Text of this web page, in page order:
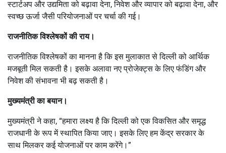
स्टार्टअप और उद्यमिता को बढ़ावा देना, निवेश और व्यापार को बढ़ावा देना, और
स्वच्छ ऊर्जा जैसी परियोजनाओं पर चर्चा की गई।
राजनीतिक विश्लेषकों की राय।
राजनीतिक विश्लेषकों का मानना है कि इस मुलाकात से दिल्ली को आर्थिक
मजबूती मिल सकती है। इसके अलावा नए प्रोजेक्ट्स के लिए फंडिंग और
निवेश की संभावना भी बढ़ सकती है।
मुख्यमंत्री का बयान।
मुख्यमंत्री ने कहा, “हमारा लक्ष्य है कि दिल्ली को एक विकसित और समृद्ध
राजधानी के रूप में स्थापित किया जाए। इसके लिए हम केंद्र सरकार के
साथ मिलकर कई योजनाओं पर काम करेंगे।”